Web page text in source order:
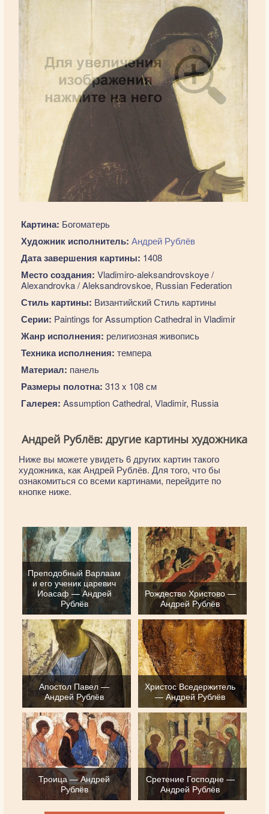
Картина: Богоматерь
Художник исполнитель: Андрей Рублёв
Дата завершения картины: 1408
Место создания: Vladimiro-aleksandrovskoye /
Alexandrovka / Aleksandrovskoe, Russian Federation
Стиль картины: Византийский Стиль картины
Серии: Paintings for Assumption Cathedral in Vladimir
Жанр исполнения: религиозная живопись
Техника исполнения: темпера
Материал: панель
Размеры полотна: 313 x 108 см
Галерея: Assumption Cathedral, Vladimir, Russia
Андрей Рублёв: другие картины художника
Ниже вы можете увидеть 6 других картин такого
художника, как Андрей Рублёв. Для того, что бы
ознакомиться со всеми картинами, перейдите по
кнопке ниже.
Преподобный Варлаам
и его ученик царевич
Иоасаф — Андрей
Рублёв
Рождество Христово —
Андрей Рублёв
Апостол Павел —
Андрей Рублёв
Христос Вседержитель
— Андрей Рублёв
Троица — Андрей
Рублёв
Сретение Господне —
Андрей Рублёв